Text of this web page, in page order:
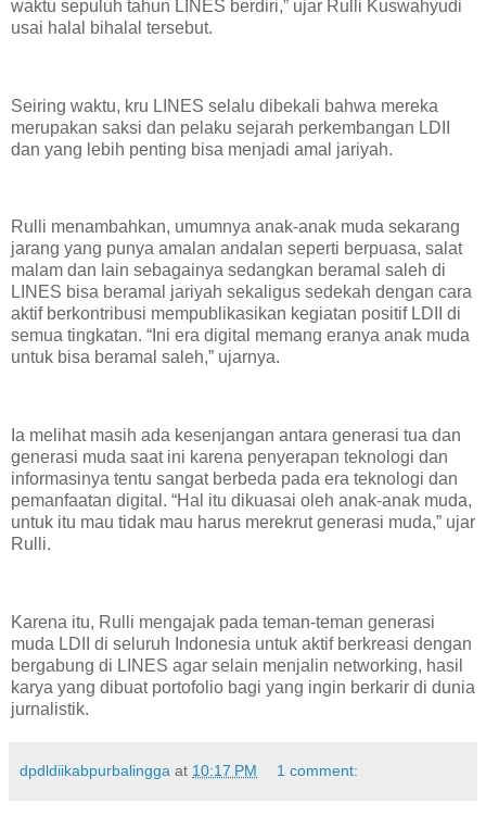
waktu sepuluh tahun LINES berdiri,” ujar Rulli Kuswahyudi
usai halal bihalal tersebut.
Seiring waktu, kru LINES selalu dibekali bahwa mereka
merupakan saksi dan pelaku sejarah perkembangan LDII
dan yang lebih penting bisa menjadi amal jariyah.
Rulli menambahkan, umumnya anak-anak muda sekarang
jarang yang punya amalan andalan seperti berpuasa, salat
malam dan lain sebagainya sedangkan beramal saleh di
LINES bisa beramal jariyah sekaligus sedekah dengan cara
aktif berkontribusi mempublikasikan kegiatan positif LDII di
semua tingkatan. “Ini era digital memang eranya anak muda
untuk bisa beramal saleh,” ujarnya.
Ia melihat masih ada kesenjangan antara generasi tua dan
generasi muda saat ini karena penyerapan teknologi dan
informasinya tentu sangat berbeda pada era teknologi dan
pemanfaatan digital. “Hal itu dikuasai oleh anak-anak muda,
untuk itu mau tidak mau harus merekrut generasi muda,” ujar
Rulli.
Karena itu, Rulli mengajak pada teman-teman generasi
muda LDII di seluruh Indonesia untuk aktif berkreasi dengan
bergabung di LINES agar selain menjalin networking, hasil
karya yang dibuat portofolio bagi yang ingin berkarir di dunia
jurnalistik.
dpdldiikabpurbalingga at 10:17 PM 1 comment: